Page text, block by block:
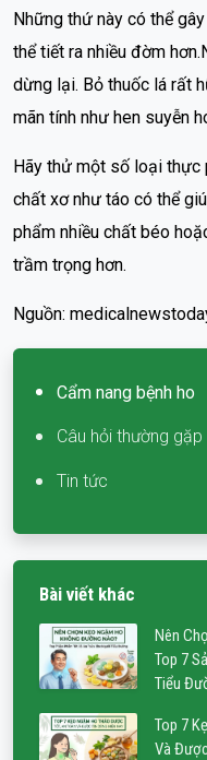
Những thứ này có thể
thể tiết ra nhiều đờm
dừng lại. Bỏ thuốc lá rất
mãn tính như hen suyễn
Hãy thử một số loại thực
chất xơ như táo có thể
phẩm nhiều chất béo
trầm trọng hơn.
Nguồn:
Cẩm nang bệnh ho
Câu hỏi thường gặp
Tin tức
Bài viết khác
Nên
Top 7
Tiểu
Top 7
Và